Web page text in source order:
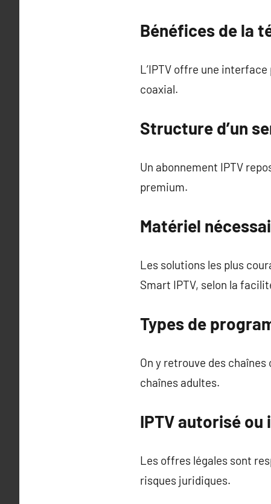
Bénéfices de la
L’IPTV offre une
coaxial.
Structure d’un
Un abonnement IPTV
premium.
Matériel
Les solutions les plus
Smart IPTV, selon la
Types de
On y retrouve des
chaînes adultes.
IPTV autorisé
Les offres légales sont
risques juridiques.